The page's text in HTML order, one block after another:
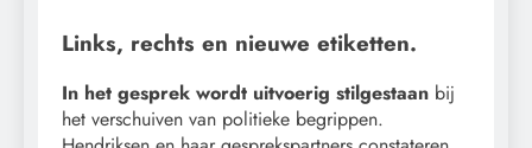
Links, rechts en nieuwe etiketten.
In het gesprek wordt uitvoerig stilgestaan bij
het verschuiven van politieke begrippen.